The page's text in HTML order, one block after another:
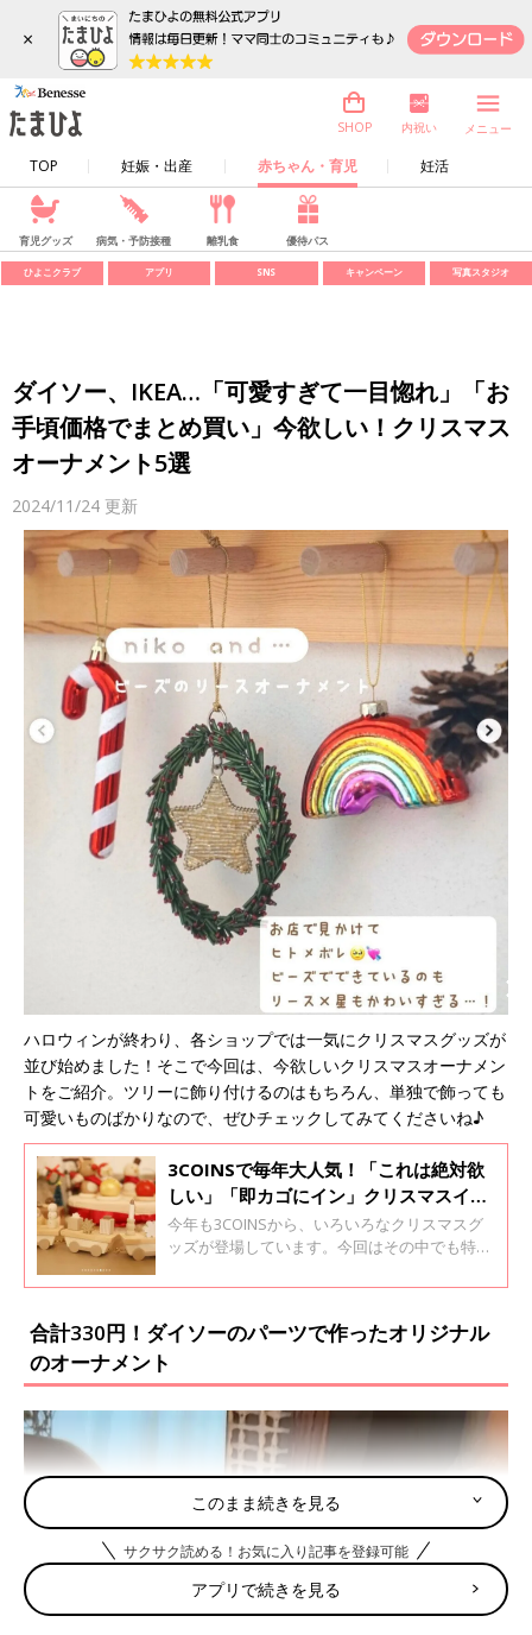
×
TOP 妊娠・出産 赤ちゃん・育児 妊活
SHOP 内祝い メニュー
育児グッズ 病気・予防接種 離乳食 優待パス
ひよこクラブ アプリ SNS キャンペーン 写真スタジオ
ダイソー、IKEA…「可愛すぎて一目惚れ」「お
手頃価格でまとめ買い」今欲しい！クリスマス
オーナメント5選
2024/11/24 更新
ハロウィンが終わり、各ショップでは一気にクリスマスグッズが
並び始めました！そこで今回は、今欲しいクリスマスオーナメン
トをご紹介。ツリーに飾り付けるのはもちろん、単独で飾っても
可愛いものばかりなので、ぜひチェックしてみてくださいね♪
3COINSで毎年大人気！「これは絶対欲
しい」「即カゴにイン」クリスマスイン
テリアグッズ5選
今年も3COINSから、いろいろなクリスマスグ
ッズが登場しています。今回はその中でも特に
ントや、光るオブジェなど可愛すぎるアイテム
ね。
合計330円！ダイソーのパーツで作ったオリジナル
のオーナメント
このまま続きを見る
サクサク読める！お気に入り記事を登録可能
アプリで続きを見る